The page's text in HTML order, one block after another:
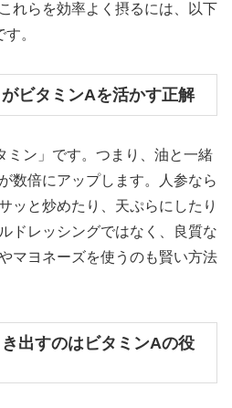
れらを効率よく摂るには、以下
。
がビタミンAを活かす正解
ミン」です。つまり、油と一緒
数倍にアップします。人参なら
ッと炒めたり、天ぷらにしたり
ドレッシングではなく、良質な
マヨネーズを使うのも賢い方法
出すのはビタミンAの役